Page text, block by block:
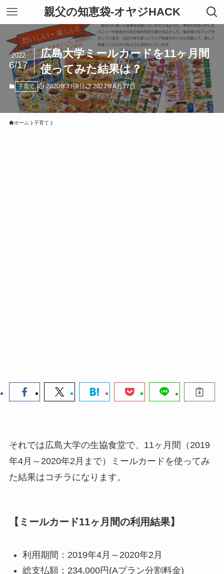
親父の知恵袋-オヤジHACK
広島大学ミールカードを11ヶ月間
使ってみた結果は？
2022
6/17
子育て 2020年3月9日 2022年6月17日
ホーム 子育て
それでは広島大学の生協食堂で、11ヶ月間（2019
年4月～2020年2月まで）ミールカードを使ってみ
た結果はコチラになります。
【ミールカード11ヶ月間の利用結果】
利用期間：2019年4月～2020年2月
総支払額：234,000円(Aプラン分割料金)